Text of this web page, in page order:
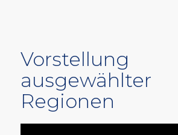
Vorstellung
ausgewählter
Regionen